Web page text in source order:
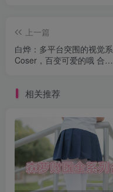
上一篇
白烨：多平台突围的视觉系
Coser，百变可爱的哦 合集
相关推荐